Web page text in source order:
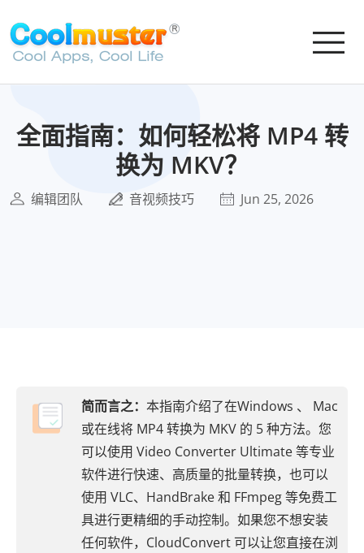
全面指南：如何轻松将 MP4 转
换为 MKV？
编辑团队 音视频技巧 Jun 25, 2026
简而言之： 本指南介绍了在Windows 、 Mac
或在线将 MP4 转换为 MKV 的 5 种方法。您
可以使用 Video Converter Ultimate 等专业
软件进行快速、高质量的批量转换，也可以
使用 VLC、HandBrake 和 FFmpeg 等免费工
具进行更精细的手动控制。如果您不想安装
任何软件，CloudConvert 可以让您直接在浏